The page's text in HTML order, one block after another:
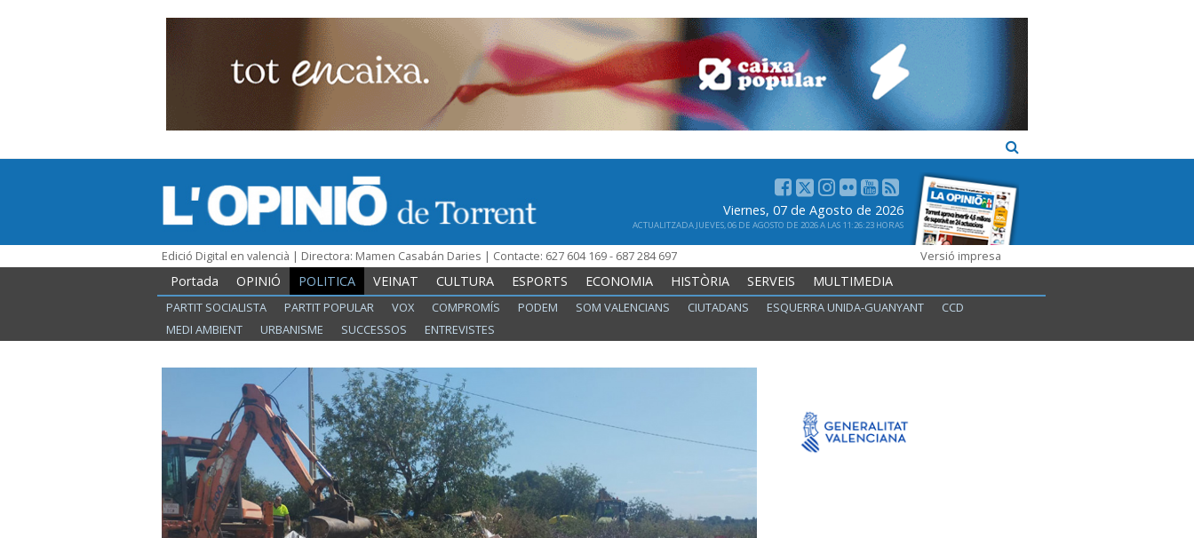
Viernes, 07 de Agosto de 2026
ACTUALITZADA JUEVES, 06 DE AGOSTO DE 2026 A LAS 11:26:23 HORAS
Edició Digital en valencià | Directora: Mamen Casabán Daries | Contacte: 627 604 169 - 687 284 697 Versió impresa
Portada OPINIÓ POLITICA VEINAT CULTURA ESPORTS ECONOMIA HISTÒRIA SERVEIS MULTIMEDIA
PARTIT SOCIALISTA PARTIT POPULAR VOX COMPROMÍS PODEM SOM VALENCIANS CIUTADANS ESQUERRA UNIDA-GUANYANT
CCD
MEDI AMBIENT
URBANISME SUCCESSOS ENTREVISTES